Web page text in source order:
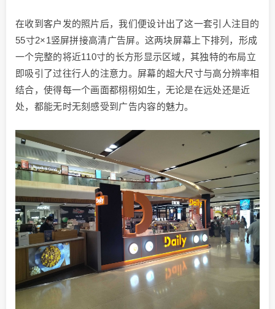
在收到客户发的照片后，我们便设计出了这一套引人注目的
55寸2×1竖屏拼接高清广告屏。这两块屏幕上下排列，形成
一个完整的将近110寸的长方形显示区域，其独特的布局立
即吸引了过往行人的注意力。屏幕的超大尺寸与高分辨率相
结合，使得每一个画面都栩栩如生，无论是在远处还是近
处，都能无时无刻感受到广告内容的魅力。